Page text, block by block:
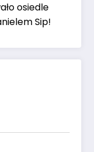
osiedle
Sip!